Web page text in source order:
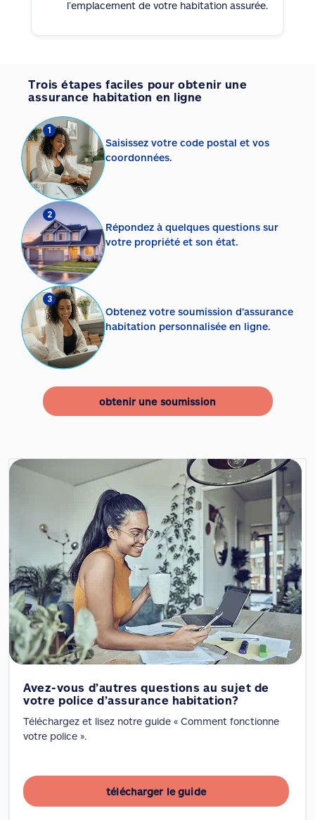
l’emplacement de votre habitation assurée.
Trois étapes faciles pour obtenir une
assurance habitation en ligne
1
Saisissez votre code postal et vos
coordonnées.
2
Répondez à quelques questions sur
votre propriété et son état.
3
Obtenez votre soumission d’assurance
habitation personnalisée en ligne.
obtenir une soumission
Avez-vous d’autres questions au sujet de
votre police d’assurance habitation?
Téléchargez et lisez notre guide « Comment fonctionne
votre police ».
télécharger le guide